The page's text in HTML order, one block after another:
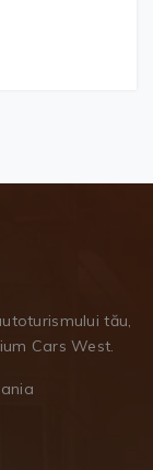
tău,
Cars West.